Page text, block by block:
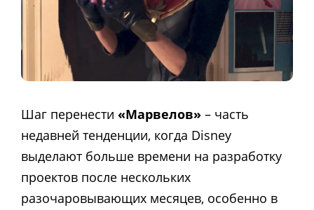
Шаг перенести «Марвелов» – часть
недавней тенденции, когда Disney
выделают больше времени на разработку
проектов после нескольких
разочаровывающих месяцев, особенно в